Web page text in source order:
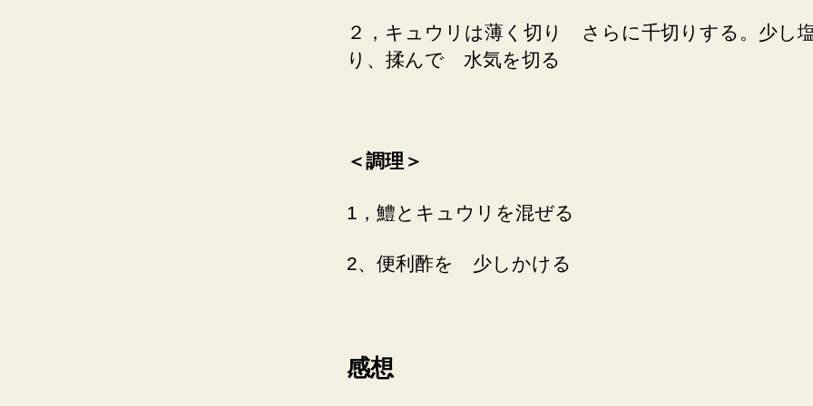
２，キュウリは薄く切り さらに千切りする。少し
り、揉んで 水気を切る
＜調理＞
1，鱧とキュウリを混ぜる
2、便利酢を 少しかける
感想